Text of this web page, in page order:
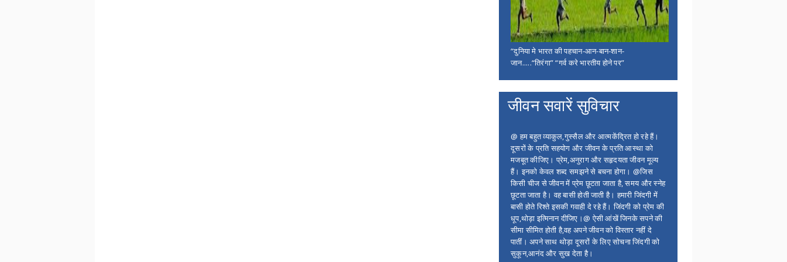
“दुनिया मे भारत की पहचान-आन-बान-शान-
जान.....“तिरंगा” “गर्व करे भारतीय होने पर”
जीवन सवारें सुविचार
@ हम बहुत व्याकुल,गुस्सैल और आत्मकेंद्रित हो रहे हैं।
दूसरों के प्रति सहयोग और जीवन के प्रति आस्था को
मजबूत कीजिए। प्रेम,अनुराग और सहृदयता जीवन मूल्य
हैं। इनको केवल शब्द समझने से बचना होगा। @जिस
किसी चीज से जीवन में प्रेम छूटता जाता है, समय और स्नेह
छूटता जाता है। वह बासी होती जाती है। हमारी जिंदगी में
बासी होते रिश्ते इसकी गवाही दे रहे हैं। जिंदगी को प्रेम की
धूप,थोड़ा इत्मिनान दीजिए।@ ऐसी आंखें जिनके सपने की
सीमा सीमित होती है,वह अपने जीवन को विस्तार नहीं दे
पातीं। अपने साथ थोड़ा दूसरों के लिए सोचना जिंदगी को
सुकून,आनंद और सुख देता है।